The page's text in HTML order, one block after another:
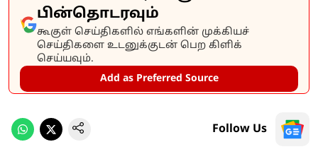
பின்தொடரவும்
கூகுள் செய்திகளில் எங்களின் முக்கியச்
செய்திகளை உடனுக்குடன் பெற கிளிக்
செய்யவும்.
Add as Preferred Source
Follow Us